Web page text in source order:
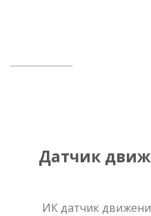
Датчик
ИК датчик